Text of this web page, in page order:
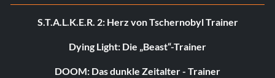
S.T.A.L.K.E.R. 2: Herz von Tschernobyl Trainer
Dying Light: Die „Beast“-Trainer
DOOM: Das dunkle Zeitalter - Trainer